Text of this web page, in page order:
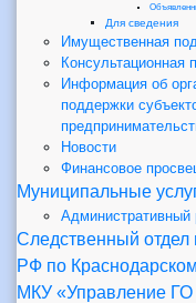
Для сведения
Имущественная
Консультационная
Информация об
поддержки
Новости
Финансовое
Муниципальные
Административный
Следственный
РФ по
МКУ «Управление